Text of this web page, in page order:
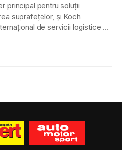
principal pentru soluții
suprafețelor, și Koch
de servicii logistice cu